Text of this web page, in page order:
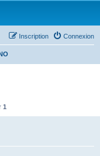
Connexion
Inscription
1